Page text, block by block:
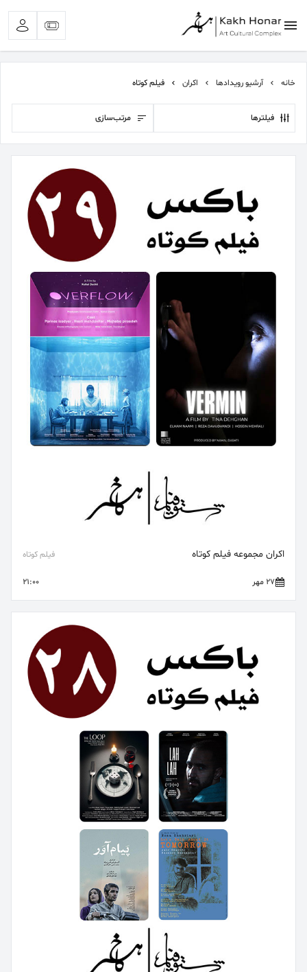
بیشترین جستجوی‌های اخیر:
#تئاتر شهر
خانه آرشیو رویدادها اکران فیلم کوتاه
فیلترها مرتب‌سازی
اکران مجموعه فیلم کوتاه فیلم کوتاه
27 مهر 21:00